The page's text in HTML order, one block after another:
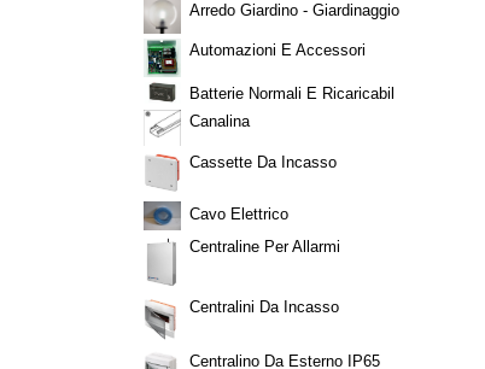
Arredo Giardino - Giardinaggio
Automazioni E Accessori
Batterie Normali E Ricaricabil
Canalina
Cassette Da Incasso
Cavo Elettrico
Centraline Per Allarmi
Centralini Da Incasso
Centralino Da Esterno IP65